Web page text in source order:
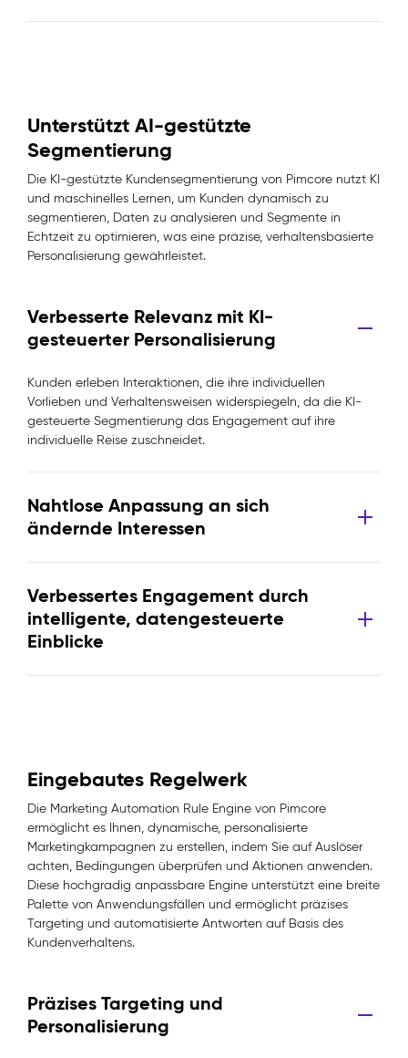
Unterstützt AI-gestützte
Segmentierung
Die KI-gestützte Kundensegmentierung von Pimcore nutzt KI
und maschinelles Lernen, um Kunden dynamisch zu
segmentieren, Daten zu analysieren und Segmente in
Echtzeit zu optimieren, was eine präzise, verhaltensbasierte
Personalisierung gewährleistet.
Verbesserte Relevanz mit KI-
gesteuerter Personalisierung
Kunden erleben Interaktionen, die ihre individuellen
Vorlieben und Verhaltensweisen widerspiegeln, da die KI-
gesteuerte Segmentierung das Engagement auf ihre
individuelle Reise zuschneidet.
Nahtlose Anpassung an sich
ändernde Interessen
Verbessertes Engagement durch
intelligente, datengesteuerte
Einblicke
Eingebautes Regelwerk
Die Marketing Automation Rule Engine von Pimcore
ermöglicht es Ihnen, dynamische, personalisierte
Marketingkampagnen zu erstellen, indem Sie auf Auslöser
achten, Bedingungen überprüfen und Aktionen anwenden.
Diese hochgradig anpassbare Engine unterstützt eine breite
Palette von Anwendungsfällen und ermöglicht präzises
Targeting und automatisierte Antworten auf Basis des
Kundenverhaltens.
Präzises Targeting und
Personalisierung